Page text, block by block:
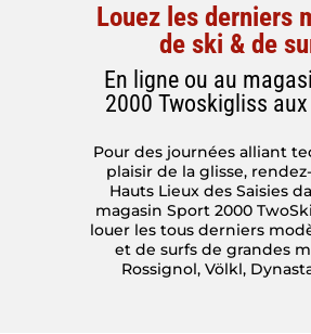
Louez les derniers
de ski & de
En ligne ou au
2000 Twoskigliss
Pour des journées alliant
plaisir de la glisse,
Hauts Lieux des Saisies
magasin Sport 2000
louer les tous derniers
et de surfs de grandes
Rossignol, Völkl,